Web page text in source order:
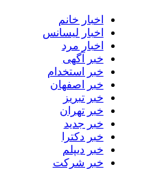
اخبار خانم
اخبار لیسانس
اخبار مرد
خبر آگهی
خبر استخدام
خبر اصفهان
خبر تبریز
خبر تهران
خبر جدید
خبر دکترا
خبر دیپلم
خبر شرکت